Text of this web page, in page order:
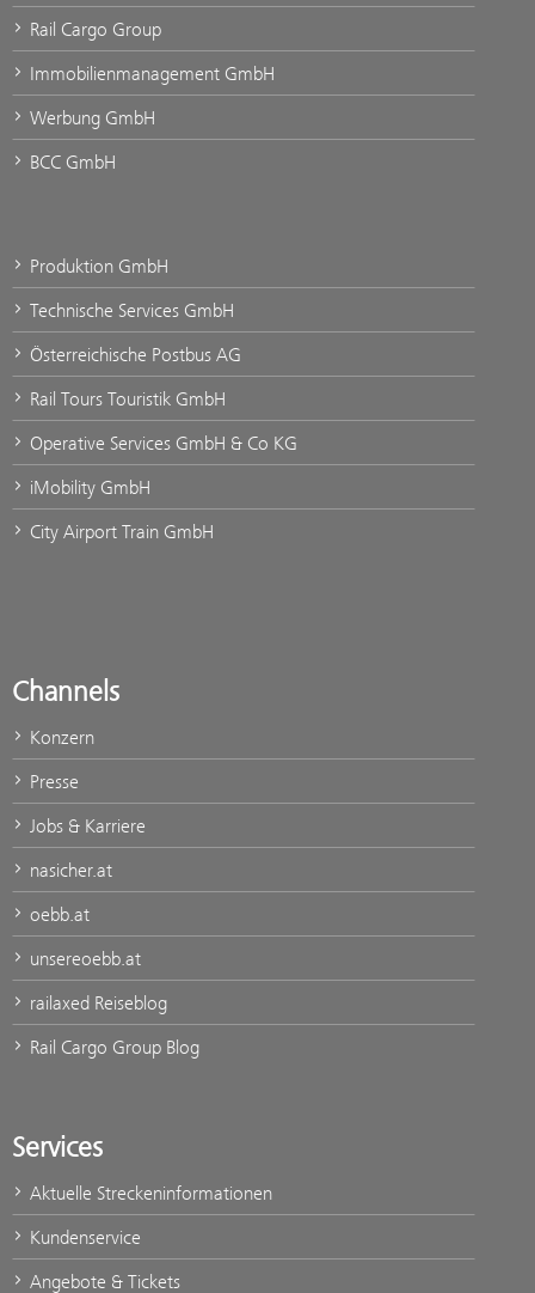
Rail Cargo Group
Immobilienmanagement GmbH
Werbung GmbH
BCC GmbH
Produktion GmbH
Technische Services GmbH
Österreichische Postbus AG
Rail Tours Touristik GmbH
Operative Services GmbH & Co KG
iMobility GmbH
City Airport Train GmbH
Channels
Konzern
Presse
Jobs & Karriere
nasicher.at
oebb.at
unsereoebb.at
railaxed Reiseblog
Rail Cargo Group Blog
Services
Aktuelle Streckeninformationen
Kundenservice
Angebote & Tickets